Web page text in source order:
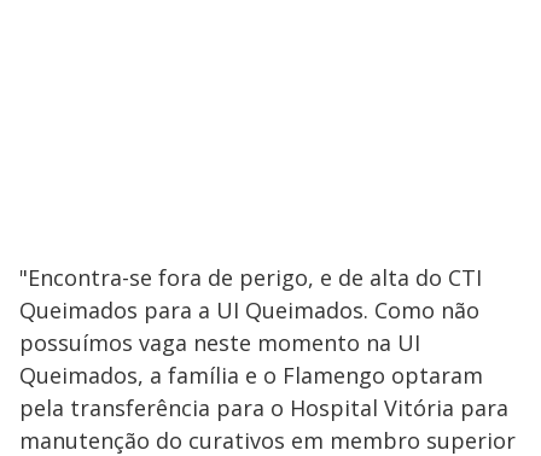
"Encontra-se fora de perigo, e de alta do CTI
Queimados para a UI Queimados. Como não
possuímos vaga neste momento na UI
Queimados, a família e o Flamengo optaram
pela transferência para o Hospital Vitória para
manutenção do curativos em membro superior